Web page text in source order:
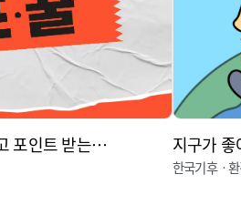
탄포꿀 : 탄소중립 생활 실천하고 포인트 받는 꿀팁 지구가
한국기후ㆍ